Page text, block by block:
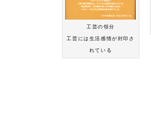
工芸の領分
工芸には生活感情が封印さ
れている